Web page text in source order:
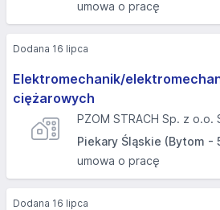
umowa o pracę
Elektromechanik/
ciężarowych
PZOM STRACH Sp. z o.o.
Piekary Śląskie (Bytom -
umowa o pracę
Dodana 16 lipca
Dodana 16 lipca